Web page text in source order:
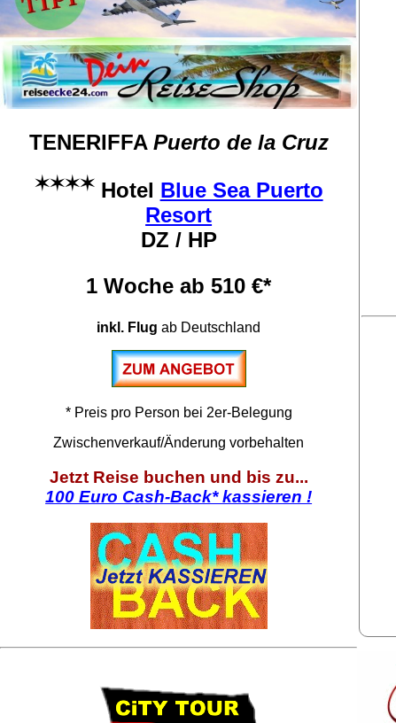
TENERIFFA Puerto de la Cruz
✶✶✶✶Hotel Blue Sea Puerto
Resort
DZ / HP
1 Woche ab 510 €*
inkl. Flug ab Deutschland
* Preis pro Person bei 2er-Belegung
Zwischenverkauf/Änderung vorbehalten
Jetzt Reise buchen und bis zu...
100 Euro Cash-Back* kassieren !